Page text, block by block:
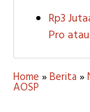
Rp3
Pro
Home »Berita »
AOSP